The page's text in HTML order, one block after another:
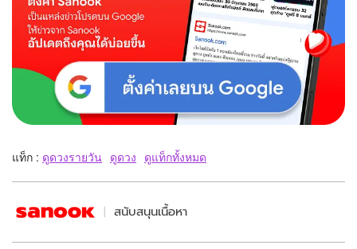
แท็ก : ดูดวงรายวัน ดูดวง ดูแท็กทั้งหมด
สนับสนุนเนื้อหา